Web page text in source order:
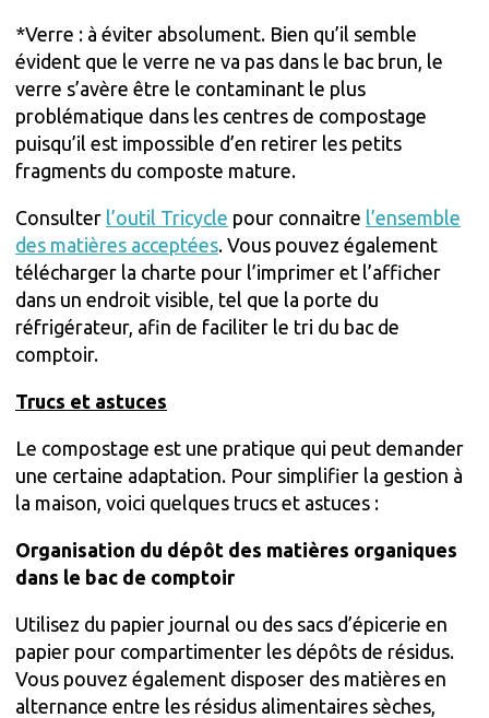
*Verre : à éviter absolument. Bien qu’il semble
évident que le verre ne va pas dans le bac brun, le
verre s’avère être le contaminant le plus
problématique dans les centres de compostage
puisqu’il est impossible d’en retirer les petits
fragments du composte mature.
Consulter l’outil Tricycle pour connaitre l’ensemble
des matières acceptées. Vous pouvez également
télécharger la charte pour l’imprimer et l’afficher
dans un endroit visible, tel que la porte du
réfrigérateur, afin de faciliter le tri du bac de
comptoir.
Trucs et astuces
Le compostage est une pratique qui peut demander
une certaine adaptation. Pour simplifier la gestion à
la maison, voici quelques trucs et astuces :
Organisation du dépôt des matières organiques
dans le bac de comptoir
Utilisez du papier journal ou des sacs d’épicerie en
papier pour compartimenter les dépôts de résidus.
Vous pouvez également disposer des matières en
alternance entre les résidus alimentaires sèches,